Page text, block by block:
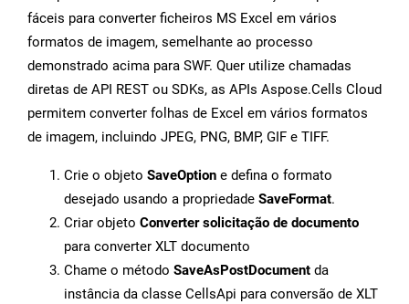
fáceis para converter ficheiros MS Excel em vários
formatos de imagem, semelhante ao processo
demonstrado acima para SWF. Quer utilize chamadas
diretas de API REST ou SDKs, as APIs Aspose.Cells Cloud
permitem converter folhas de Excel em vários formatos
de imagem, incluindo JPEG, PNG, BMP, GIF e TIFF.
Crie o objeto SaveOption e defina o formato
desejado usando a propriedade SaveFormat.
Criar objeto Converter solicitação de documento
para converter XLT documento
Chame o método SaveAsPostDocument da
instância da classe CellsApi para conversão de XLT